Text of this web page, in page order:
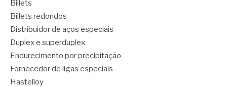
Billets
Billets redondos
Distribuidor de aços especiais
Duplex e superduplex
Endurecimento por precipitação
Fornecedor de ligas especiais
Hastelloy